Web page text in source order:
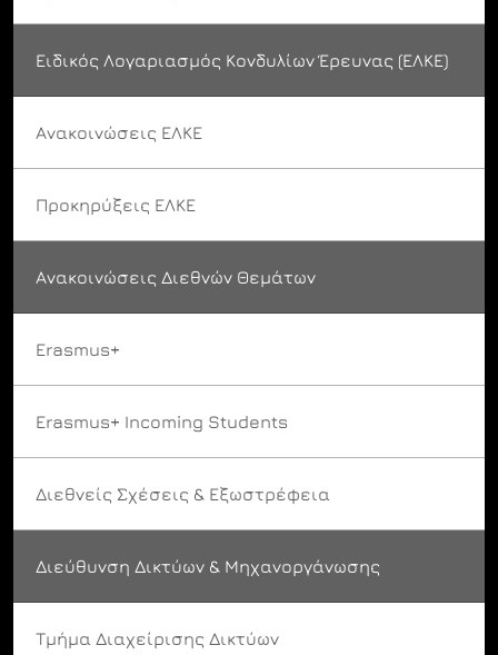
Ειδικός Λογαριασμός Κονδυλίων Έρευνας (ΕΛΚΕ)
Ανακοινώσεις ΕΛΚΕ
Προκηρύξεις ΕΛΚΕ
Ανακοινώσεις Διεθνών Θεμάτων
Erasmus+
Erasmus+ Incoming Students
Διεθνείς Σχέσεις & Εξωστρέφεια
Διεύθυνση Δικτύων & Μηχανοργάνωσης
Τμήμα Διαχείρισης Δικτύων